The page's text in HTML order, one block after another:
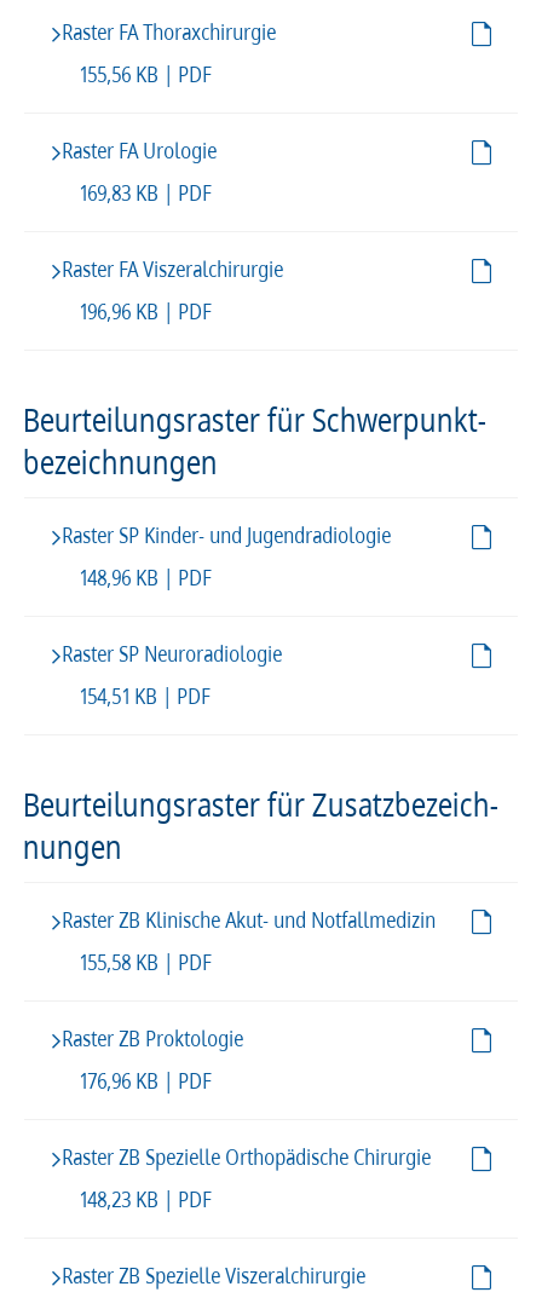
Raster FA Thoraxchirurgie
155,56 KB | PDF
Raster FA Urologie
169,83 KB | PDF
Raster FA Viszeralchirurgie
196,96 KB | PDF
Beur­tei­lungs­ras­ter für Schwer­punkt­
be­zeich­nun­gen
Raster SP Kinder- und Jugendradiologie
148,96 KB | PDF
Raster SP Neuroradiologie
154,51 KB | PDF
Beur­tei­lungs­ras­ter für Zusatz­be­zeich­
nun­gen
Raster ZB Klinische Akut- und Notfallmedizin
155,58 KB | PDF
Raster ZB Proktologie
176,96 KB | PDF
Raster ZB Spezielle Orthopädische Chirurgie
148,23 KB | PDF
Raster ZB Spezielle Viszeralchirurgie